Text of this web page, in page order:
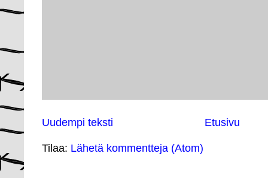
Uudempi teksti Etusivu
Tilaa: Lähetä kommentteja (Atom)